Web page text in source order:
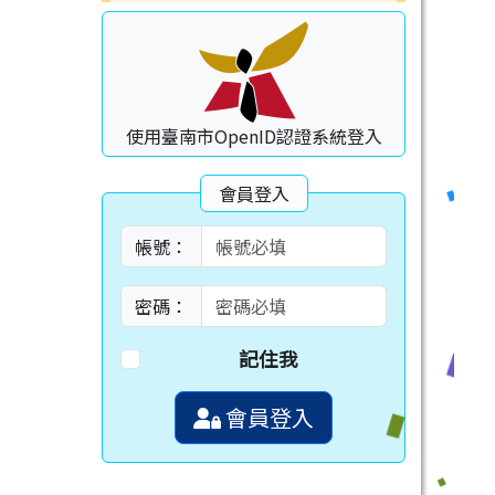
使用臺南市OpenID認證系統登入
會員登入
帳號：
密碼：
記住我
會員登入